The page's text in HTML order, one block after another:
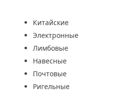
Китайские
Электронные
Лимбовые
Навесные
Почтовые
Ригельные